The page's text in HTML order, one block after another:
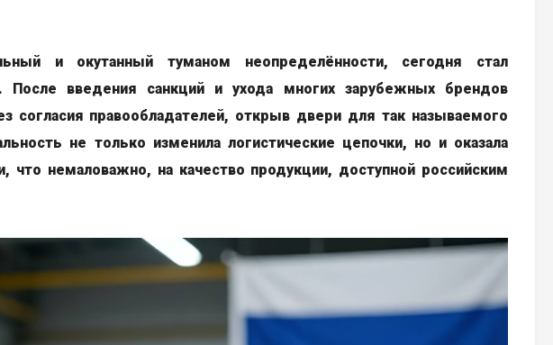
и окутанный туманом неопределённости, сегодня стал
После введения санкций и ухода многих зарубежных брендов
согласия правообладателей, открыв двери для так называемого
не только изменила логистические цепочки, но и оказала
что немаловажно, на качество продукции, доступной российским